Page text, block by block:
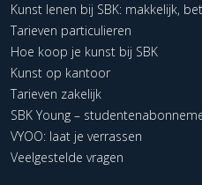
Kunst lenen bij SBK: makkelijk,
Tarieven particulieren
Hoe koop je kunst bij SBK
Kunst op kantoor
Tarieven zakelijk
SBK Young –
VYOO: laat je verrassen
Veelgestelde vragen